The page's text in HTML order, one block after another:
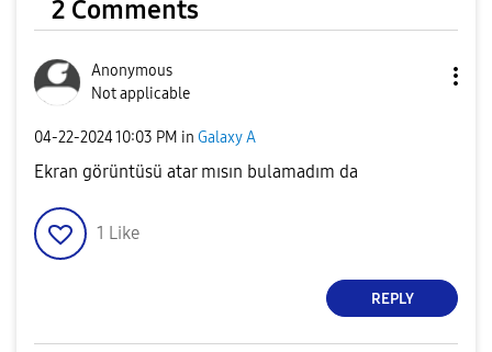
2 Comments
Anonymous
Not applicable
‎04-22-202410:03 PM in Galaxy A
Ekran görüntüsü atar mısın bulamadım da
1 Like
REPLY